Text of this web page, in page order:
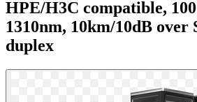
HPE/H3C compatible,
1310nm, 10km/10dB over
duplex